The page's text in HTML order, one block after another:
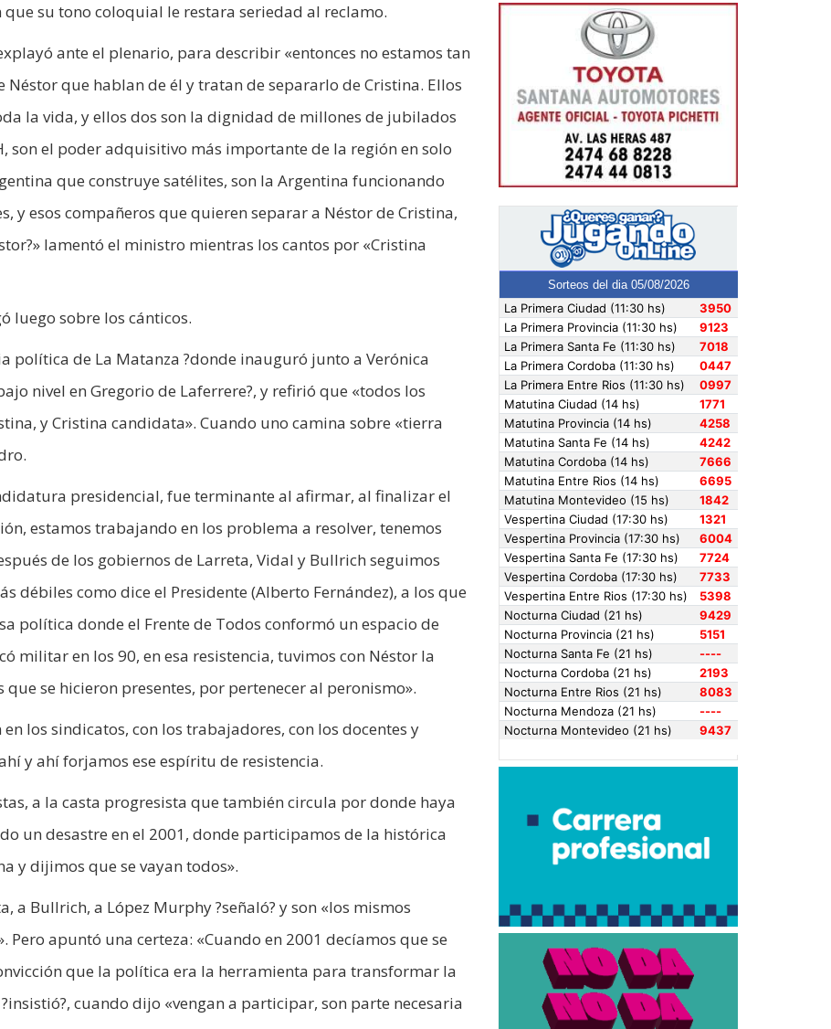
su tono coloquial le restara seriedad al reclamo.
ante el plenario, para describir «entonces no estamos tan
Néstor que hablan de él y tratan de separarlo de Cristina. Ellos
la vida, y ellos dos son la dignidad de millones de jubilados
son el poder adquisitivo más importante de la región en solo
que construye satélites, son la Argentina funcionando
y esos compañeros que quieren separar a Néstor de Cristina,
lamentó el ministro mientras los cantos por «Cristina
luego sobre los cánticos.
política de La Matanza ?donde inauguró junto a Verónica
nivel en Gregorio de Laferrere?, y refirió que «todos los
y Cristina candidata». Cuando uno camina sobre «tierra
presidencial, fue terminante al afirmar, al finalizar el
estamos trabajando en los problema a resolver, tenemos
de los gobiernos de Larreta, Vidal y Bullrich seguimos
débiles como dice el Presidente (Alberto Fernández), a los que
política donde el Frente de Todos conformó un espacio de
militar en los 90, en esa resistencia, tuvimos con Néstor la
se hicieron presentes, por pertenecer al peronismo».
los sindicatos, con los trabajadores, con los docentes y
y ahí forjamos ese espíritu de resistencia.
a la casta progresista que también circula por donde haya
un desastre en el 2001, donde participamos de la histórica
y dijimos que se vayan todos».
a Bullrich, a López Murphy ?señaló? y son «los mismos
apuntó una certeza: «Cuando en 2001 decíamos que se
que la política era la herramienta para transformar la
cuando dijo «vengan a participar, son parte necesaria